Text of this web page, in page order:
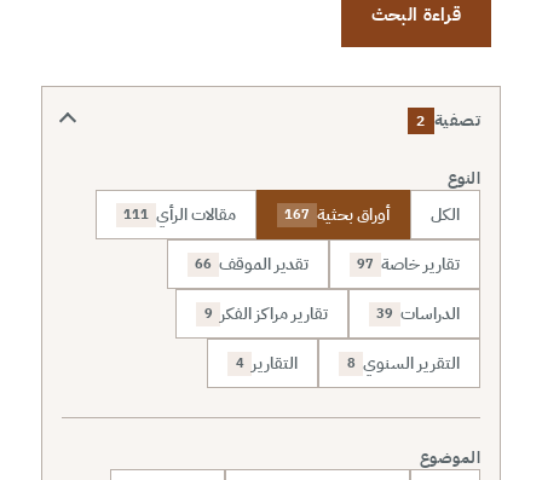
قراءة البحث
تصفية 2
النوع
الكل أوراق بحثية 167 مقالات الرأي 111
تقارير خاصة 97 تقدير الموقف 66
الدراسات 39 تقارير مراكز الفكر 9
التقرير السنوي 8 التقارير 4
الموضوع